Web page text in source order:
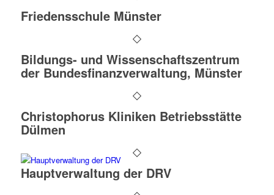
Friedensschule Münster
Bildungs- und Wissenschaftszentrum
der Bundesfinanzverwaltung, Münster
Christophorus Kliniken Betriebsstätte
Dülmen
Hauptverwaltung der DRV